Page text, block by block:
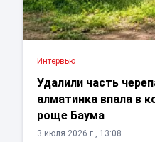
Интервью
Удалили часть
алматинка впала в
роще Баума
3 июля 2026 г., 13:08